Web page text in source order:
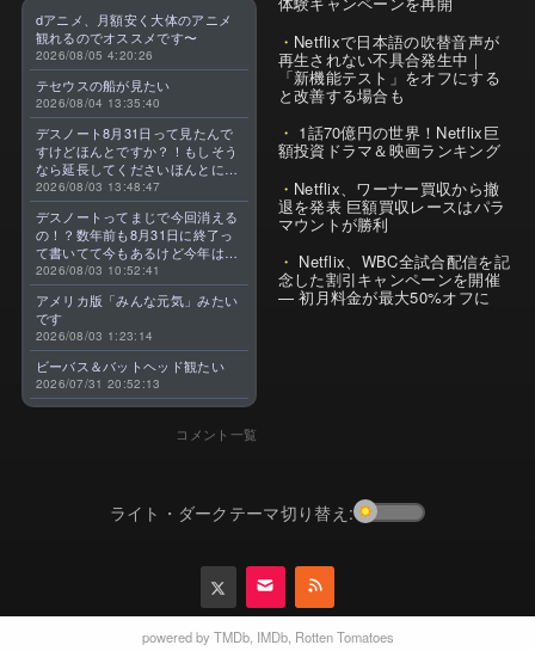
dアニメ、月額安く大体のアニメ
観れるのでオススメです〜
2026/08/05 4:20:26
テセウスの船が見たい
2026/08/04 13:35:40
デスノート8月31日って見たんで
すけどほんとですか？！もしそう
なら延長してくださいほんとに大
好きなんです😭
2026/08/03 13:48:47
デスノートってまじで今回消える
の！？数年前も8月31日に終了っ
て書いてて今もあるけど今年はま
じのやつ！？よくわからん！！で
きればなくならないでほしい！平
成アニメを振り返らせてくれっ
っ！！！！！！！
2026/08/03 10:52:41
アメリカ版「みんな元気」みたい
です
2026/08/03 1:23:14
ビーバス＆バットヘッド観たい
2026/07/31 20:52:13
コメント一覧
Netflixで日本語の吹替音声が
再生されない不具合発生中｜
「新機能テスト」をオフにする
と改善する場合も
1話70億円の世界！Netflix巨
額投資ドラマ＆映画ランキング
Netflix、ワーナー買収から撤
退を発表 巨額買収レースはパラ
マウントが勝利
Netflix、WBC全試合配信を記
念した割引キャンペーンを開催
— 初月料金が最大50%オフに
ライト・ダークテーマ切り替え:
powered by TMDb, IMDb, Rotten Tomatoes